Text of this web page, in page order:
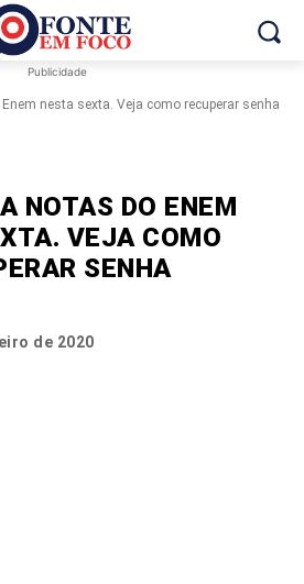
Publicidade
Enem nesta sexta. Veja como recuperar senha
NOTAS DO ENEM
VEJA COMO
SENHA
de 2020